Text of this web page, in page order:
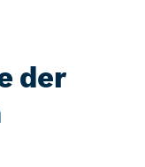
der